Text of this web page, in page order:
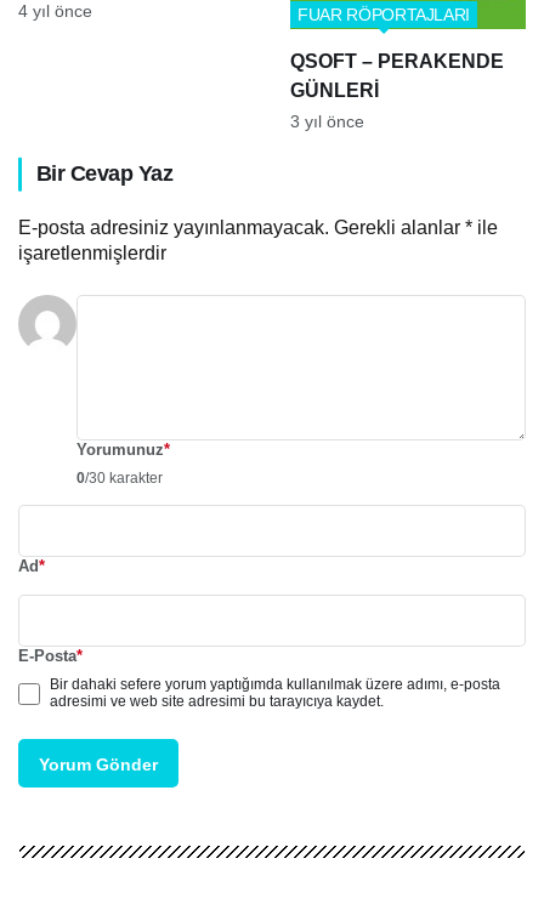
4 yıl önce
QSOFT – PERAKENDE
GÜNLERİ
FUAR RÖPORTAJLARI
3 yıl önce
Bir Cevap Yaz
E-posta adresiniz yayınlanmayacak. Gerekli alanlar * ile
işaretlenmişlerdir
Yorumunuz*
0/30 karakter
Ad*
E-Posta*
Bir dahaki sefere yorum yaptığımda kullanılmak üzere adımı, e-posta
adresimi ve web site adresimi bu tarayıcıya kaydet.
Yorum Gönder